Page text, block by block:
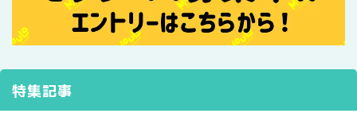
特集記事